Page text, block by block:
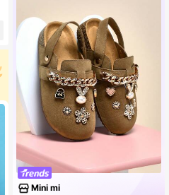
Mini mi